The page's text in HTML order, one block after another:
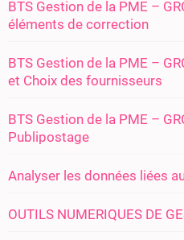
BTS Gestion de la PME –
éléments de correction
BTS Gestion de la PME –
et Choix des fournisseurs
BTS Gestion de la PME –
Publipostage
Analyser les données liées
OUTILS NUMERIQUES DE